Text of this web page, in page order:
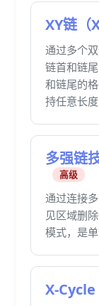
XY链（
通过多个
链首和链
和链尾的
持任意长度
多强链
高级
通过连接
见区域删
模式，是
X-Cycle